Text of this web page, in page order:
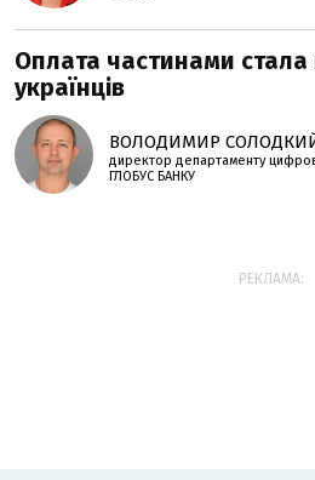
Оплата частинами
українців
ВОЛОДИМИР
директор департаменту
ГЛОБУС БАНКУ
РЕКЛАМА: